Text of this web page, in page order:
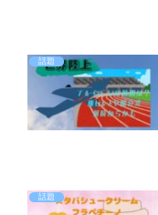
話題
話題